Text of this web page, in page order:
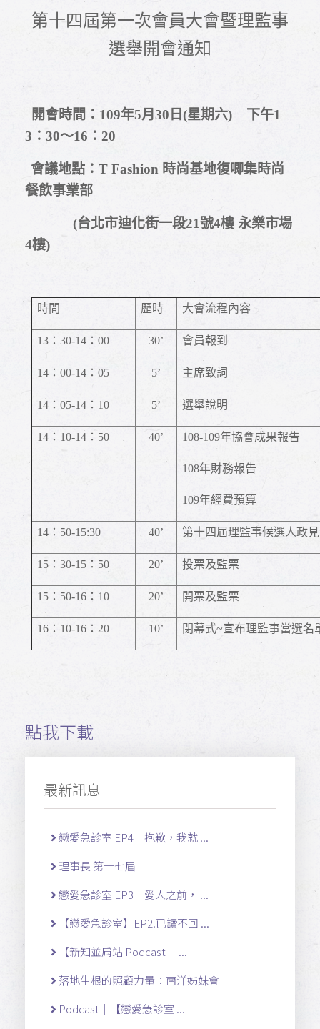
第十四屆第一次會員大會暨理監事
選舉開會通知
開會時間： 109年5月30 日(星期六) 下午1
3 ： 30〜16 ： 20
會議地點： T Fashion 時尚基地復唧集時尚
餐飲事業部
(台北市迪化街一段21號4樓 永樂市場
4樓)
時間 歷時 大會流程內容
13 ：30-14 ：00 30’ 會員報到
14 ：00-14 ：05 5’ 主席致詞
14 ：05-14 ： 10 5’ 選舉說明
14 ： 10-14 ： 50 40’ 108-109年協會成果報告
108年財務報告
109年經費預算
14 ： 50-15:30 40’ 第十四屆理監事候選人政
15 ：30-15 ： 50 20’ 投票及監票
15 ： 50-16 ： 10 20’ 開票及監票
16 ： 10-16 ： 20 10’ 閉幕式~宣布理監事當選名
點我下載
最新訊息
戀愛急診室 EP4｜抱歉，我就 ...
理事長 第十七屆
戀愛急診室 EP3｜愛人之前， ...
【戀愛急診室】EP2.已讀不回 ...
【新知並肩站 Podcast｜ ...
落地生根的照顧力量：南洋姊妹會
Podcast｜【戀愛急診室 ...